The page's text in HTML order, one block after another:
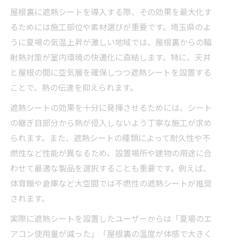
屋根裏に遮熱シートを導入する際、その効果を最大化す
るためには施工部位や素材選びが重要です。埼玉県のよ
うに夏場の気温上昇が激しい地域では、屋根裏からの輻
射熱対策が室内環境の快適化に直結します。特に、天井
と屋根の間に空気層を確保しつつ遮熱シートを設置する
ことで、熱の伝達を抑えられます。
遮熱シートの効果を十分に発揮させるためには、シート
の継ぎ目部分から熱が侵入しないよう丁寧な施工が求め
られます。また、遮熱シートの種類によって耐久性や不
燃性など性能が異なるため、設置場所や建物の用途に合
わせて最適な製品を選択することも重要です。例えば、
体育館や倉庫など大空間では不燃性の遮熱シートが推奨
されます。
実際に遮熱シートを設置したユーザーからは「夏場のエ
アコン使用量が減った」「屋根裏の温度が体感で大きく